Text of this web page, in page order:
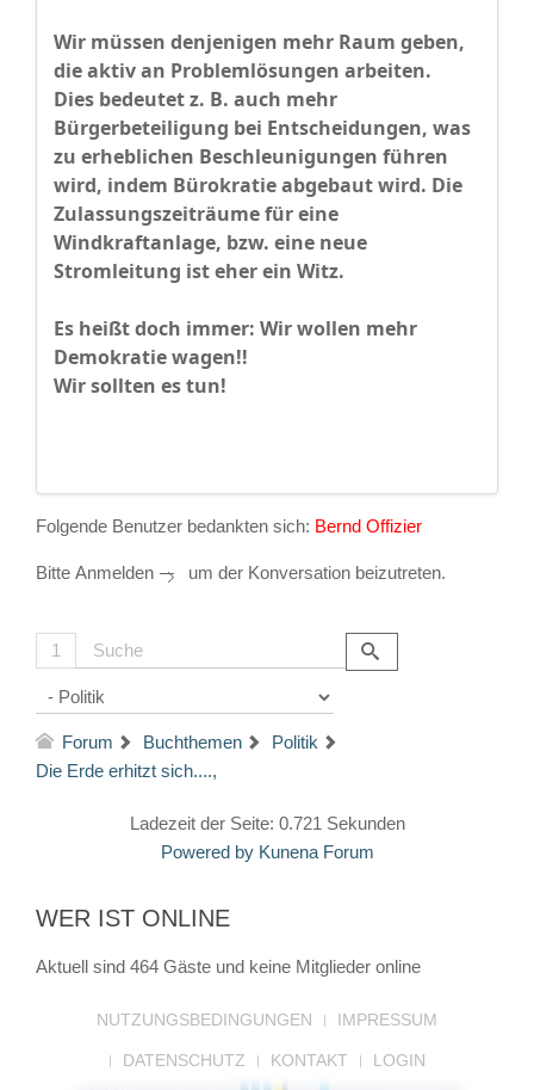
Wir müssen denjenigen mehr Raum geben,
die aktiv an Problemlösungen arbeiten.
Dies bedeutet z. B. auch mehr
Bürgerbeteiligung bei Entscheidungen, was
zu erheblichen Beschleunigungen führen
wird, indem Bürokratie abgebaut wird. Die
Zulassungszeiträume für eine
Windkraftanlage, bzw. eine neue
Stromleitung ist eher ein Witz.
Es heißt doch immer: Wir wollen mehr
Demokratie wagen!!
Wir sollten es tun!
Folgende Benutzer bedankten sich: Bernd Offizier
Bitte Anmelden um der Konversation beizutreten.
1
Forum Buchthemen
Politik
Die Erde erhitzt sich....,
Ladezeit der Seite: 0.721 Sekunden
Powered by Kunena Forum
WER IST ONLINE
Aktuell sind 464 Gäste und keine Mitglieder online
NUTZUNGSBEDINGUNGEN IMPRESSUM
DATENSCHUTZ KONTAKT LOGIN